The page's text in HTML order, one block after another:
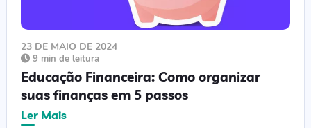
23 DE MAIO DE 2024
9 min de leitura
Educação Financeira: Como organizar
suas finanças em 5 passos
Ler Mais